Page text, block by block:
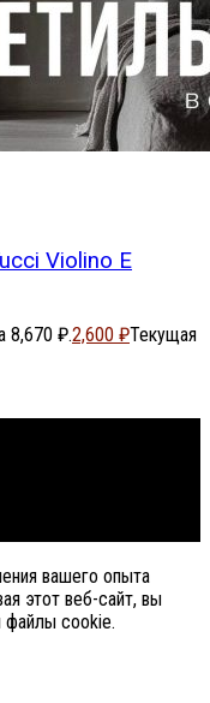
Violino E
8,670 ₽.2,600 ₽Текущая
вашего опыта
этот веб-сайт, вы
файлы cookie.